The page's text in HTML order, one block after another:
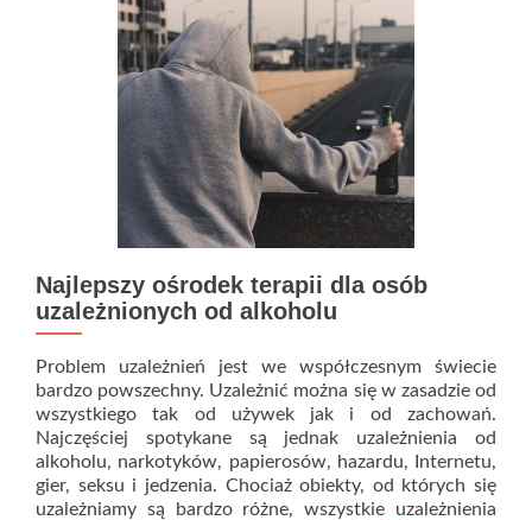
Najlepszy ośrodek terapii dla osób
uzależnionych od alkoholu
Problem uzależnień jest we współczesnym świecie
bardzo powszechny. Uzależnić można się w zasadzie od
wszystkiego tak od używek jak i od zachowań.
Najczęściej spotykane są jednak uzależnienia od
alkoholu, narkotyków, papierosów, hazardu, Internetu,
gier, seksu i jedzenia. Chociaż obiekty, od których się
uzależniamy są bardzo różne, wszystkie uzależnienia